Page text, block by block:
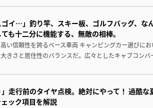
イ…」釣り竿、スキー板、ゴルフバッグ、な
も十二分に機能する、無敵の相棒。
い信頼性を誇るベース車両 キャンピングカー選びにお
きさと居住性のバランスだ。広々としたキャブコン
走行前のタイヤ点検。絶対にやって！ 過酷な
ック項目を解説